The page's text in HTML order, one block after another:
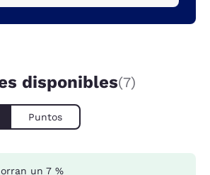
disponibles(7)
Puntos
un 7 %